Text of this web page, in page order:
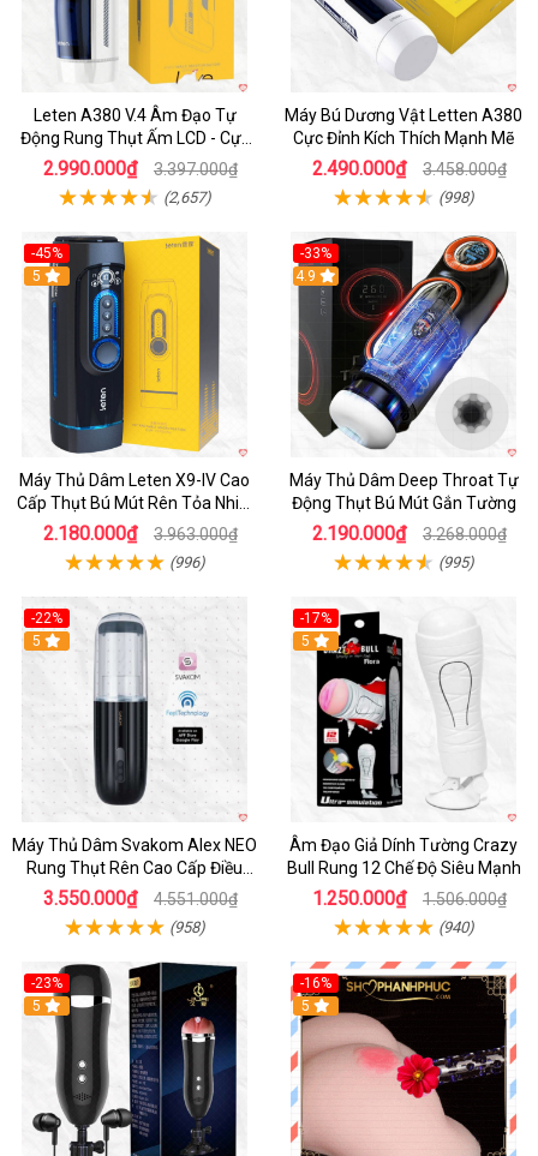
Leten A380 V.4 Âm Đạo Tự
Động Rung Thụt Ấm LCD - Cực
Phê
2.990.000₫ 3.397.000₫
(2,657)
Máy Bú Dương Vật Letten A380
Cực Đỉnh Kích Thích Mạnh Mẽ
2.490.000₫ 3.458.000₫
(998)
-45%
Hot
5
Máy Thủ Dâm Leten X9-IV Cao
Cấp Thụt Bú Mút Rên Tỏa Nhiệt
Sạc Pin
2.180.000₫ 3.963.000₫
(996)
-33%
Hot
4.9
Máy Thủ Dâm Deep Throat Tự
Động Thụt Bú Mút Gắn Tường
2.190.000₫ 3.268.000₫
(995)
-22%
5
Máy Thủ Dâm Svakom Alex NEO
Rung Thụt Rên Cao Cấp Điều
Khiển App
3.550.000₫ 4.551.000₫
(958)
-17%
5
Âm Đạo Giả Dính Tường Crazy
Bull Rung 12 Chế Độ Siêu Mạnh
1.250.000₫ 1.506.000₫
(940)
-23%
5
-16%
5